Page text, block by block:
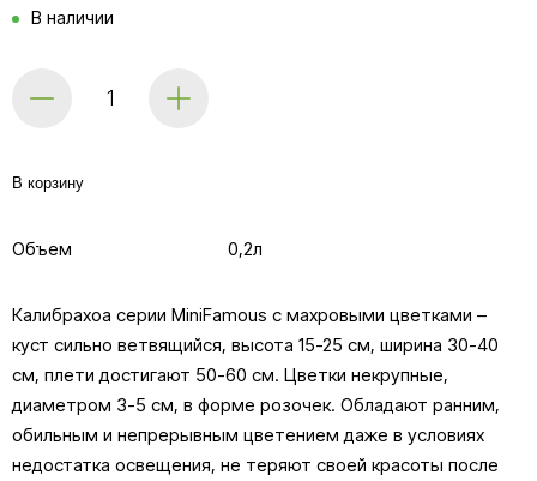
В наличии
В корзину
Объем 0,2л
Калибрахоа серии MiniFamous с махровыми цветками –
куст сильно ветвящийся, высота 15-25 см, ширина 30-40
см, плети достигают 50-60 см. Цветки некрупные,
диаметром 3-5 см, в форме розочек. Обладают ранним,
обильным и непрерывным цветением даже в условиях
недостатка освещения, не теряют своей красоты после